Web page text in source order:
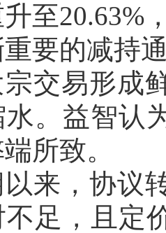
至20.63%
要的减持
交易形成
。益智认
所致。
来，协议
不足，且定